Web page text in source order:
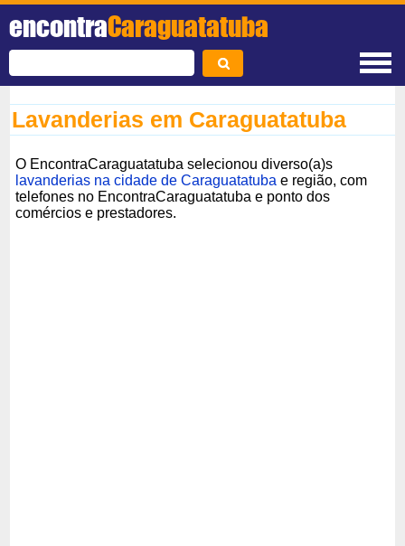
encontraCaraguatatuba
Lavanderias em Caraguatatuba
O EncontraCaraguatatuba selecionou diverso(a)s
lavanderias na cidade de Caraguatatuba e região, com
telefones no EncontraCaraguatatuba e ponto dos
comércios e prestadores.